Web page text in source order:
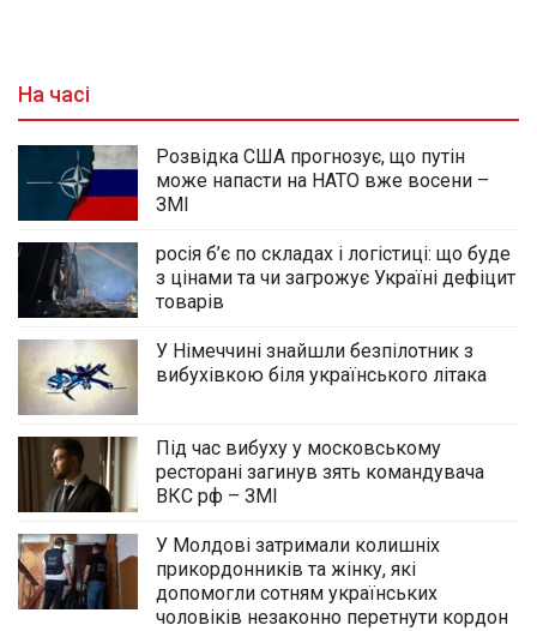
На часі
Розвідка США прогнозує, що путін
може напасти на НАТО вже восени –
ЗМІ
росія б’є по складах і логістиці: що буде
з цінами та чи загрожує Україні дефіцит
товарів
У Німеччині знайшли безпілотник з
вибухівкою біля українського літака
Під час вибуху у московському
ресторані загинув зять командувача
ВКС рф – ЗМІ
У Молдові затримали колишніх
прикордонників та жінку, які
допомогли сотням українських
чоловіків незаконно перетнути кордон